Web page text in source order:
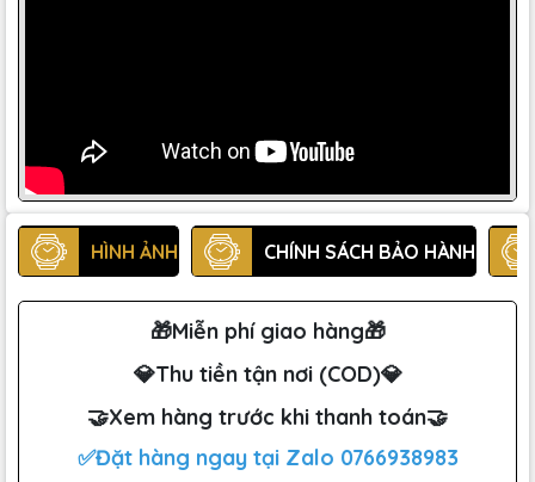
HÌNH ẢNH CHÍNH SÁCH BẢO HÀNH
🎁Miễn phí giao hàng🎁
💎Thu tiền tận nơi (COD)💎
🤝Xem hàng trước khi thanh toán🤝
✅Đặt hàng ngay tại Zalo 0766938983